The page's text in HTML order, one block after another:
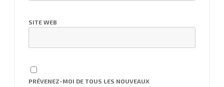
SITE WEB
PRÉVENEZ-MOI DE TOUS LES NOUVEAUX